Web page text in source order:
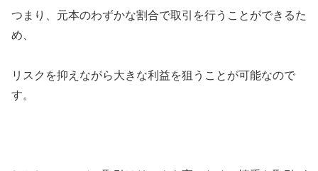
つまり、元本のわずかな割合で取引を行うことができるた
め、
リスクを抑えながら大きな利益を狙うことが可能なので
す。